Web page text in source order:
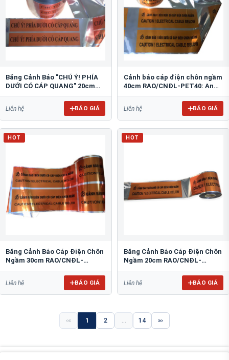
Băng Cảnh Báo "CHÚ Ý! PHÍA
DƯỚI CÓ CÁP QUANG" 20cm
Liên hệ BÁO GIÁ
Cảnh báo cáp điện chôn ngầm
40cm RAO/CNĐL-PET40: An
Liên hệ BÁO GIÁ
HOT
Băng Cảnh Báo Cáp Điện Chôn
Ngầm 30cm RAO/CNĐL-
Liên hệ BÁO GIÁ
HOT
Băng Cảnh Báo Cáp Điện Chôn
Ngầm 20cm RAO/CNĐL-
Liên hệ BÁO GIÁ
« 1 2 ... 14 »